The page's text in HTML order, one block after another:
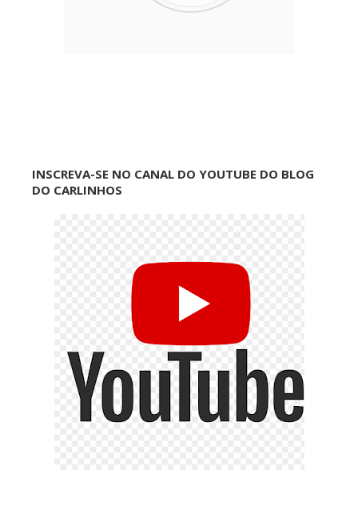
INSCREVA-SE NO CANAL DO YOUTUBE DO BLOG
DO CARLINHOS